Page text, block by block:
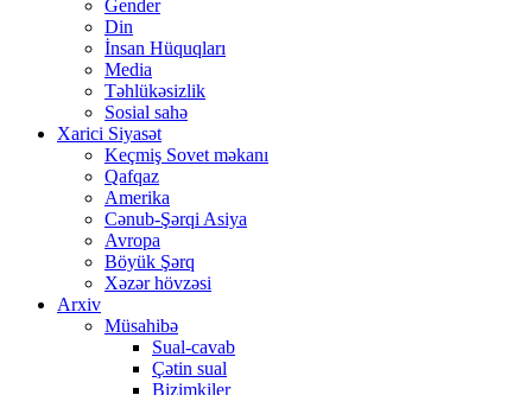
Gender
Din
İnsan Hüquqları
Media
Təhlükəsizlik
Sosial sahə
Xarici Siyasət
Keçmiş Sovet məkanı
Qafqaz
Amerika
Cənub-Şərqi Asiya
Avropa
Böyük Şərq
Xəzər hövzəsi
Arxiv
Müsahibə
Sual-cavab
Çətin sual
Bizimkiler